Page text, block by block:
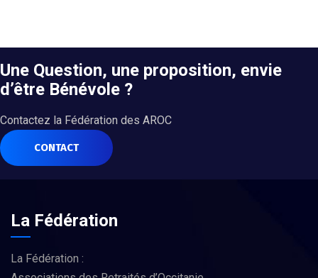
Une Question, une proposition, envie
d’être Bénévole ?
Contactez la Fédération des AROC
CONTACT
La Fédération
La Fédération :